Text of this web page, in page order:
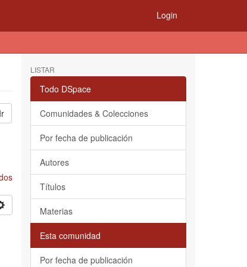
Login
Ir
LISTAR
Todo DSpace
Comunidades & Colecciones
Por fecha de publicación
Autores
Títulos
Materias
Esta comunidad
Por fecha de publicación